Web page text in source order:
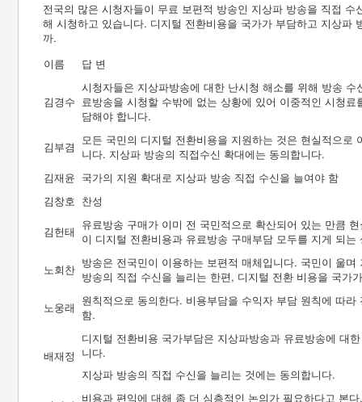
전국의 많은 시청자들이 무료 보편적 방송인 지상파 방송을 직접
해 시청하고 있습니다. 디지털 전환비용을 국가가 부담하고 지상파
까.
이름
답 변
김경수
시청자들은 지상파방송에 대한 난시청 해소를 위해 방송
료방송을 시청할 수밖에 없는 상황에 있어 이중적인 시청
담해야 합니다.
김부겸 모든 국민의 디지털 전환비용을 지원하는 것은 현실적으
니다. 지상파 방송의 직접수신 확대에는 동의합니다.
김재윤 국가의 지원 확대로 지상파 방송 직접 수신을 늘여야 함
김창호 찬성
김헌태 유료방송 구매가 이미 전 국민적으로 확산되어 있는 만큼
이 디지털 전환비용과 유료방송 구매부담 모두를 지게 되
노회찬 방송은 전국민이 이용하는 보편적 매체입니다. 국민이 울
방송의 직접 수신을 늘리는 한편, 디지털 전환 비용을 국가
노웅래 원칙적으로 동의한다. 비용부담을 수익자 부담 원칙에 따
함.
배재정
디지털 전환비용 국가부담은 지상파방송과 유료방송에 대
니다.
지상파 방송의 직접 수신을 늘리는 것에는 동의합니다.
비용과 편익에 대해 좀 더 심층적인 논의가 필요하다고 본